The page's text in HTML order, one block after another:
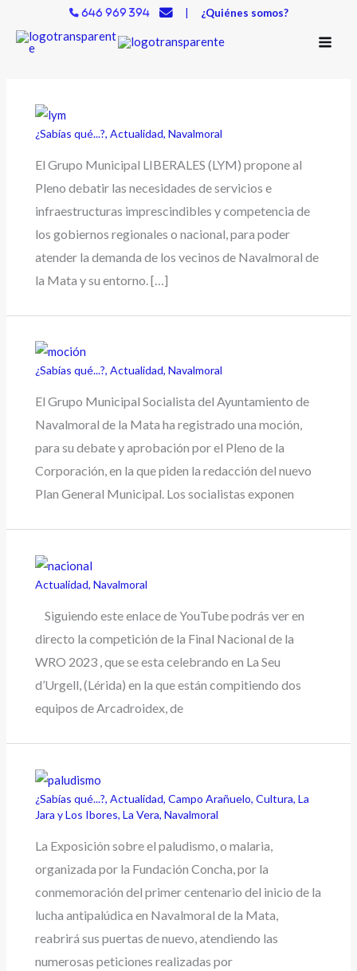
contenido
646 969 394 | ¿Quiénes somos?
¿Sabías qué...?,Actualidad,Navalmoral
El Grupo Municipal LIBERALES (LYM) propone al
Pleno debatir las necesidades de servicios e
infraestructuras imprescindibles y competencia de
los gobiernos regionales o nacional, para poder
atender la demanda de los vecinos de Navalmoral de
la Mata y su entorno. […]
¿Sabías qué...?,Actualidad,Navalmoral
El Grupo Municipal Socialista del Ayuntamiento de
Navalmoral de la Mata ha registrado una moción,
para su debate y aprobación por el Pleno de la
Corporación, en la que piden la redacción del nuevo
Plan General Municipal. Los socialistas exponen
Actualidad,Navalmoral
Siguiendo este enlace de YouTube podrás ver en
directo la competición de la Final Nacional de la
WRO 2023 , que se esta celebrando en La Seu
d’Urgell, (Lérida) en la que están compitiendo dos
equipos de Arcadroidex, de
¿Sabías qué...?,Actualidad,Campo Arañuelo,Cultura,La
Jara y Los Ibores,La Vera,Navalmoral
La Exposición sobre el paludismo, o malaria,
organizada por la Fundación Concha, por la
conmemoración del primer centenario del inicio de la
lucha antipalúdica en Navalmoral de la Mata,
reabrirá sus puertas de nuevo, atendiendo las
numerosas peticiones realizadas por